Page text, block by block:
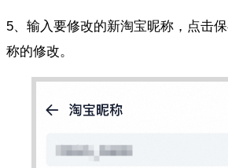
5、输入要修改的新淘宝昵称，点击
称的修改。